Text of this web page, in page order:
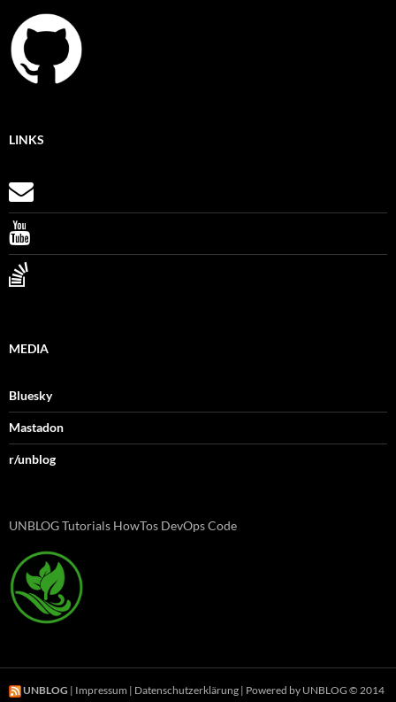
LINKS
MEDIA
Bluesky
Mastadon
r/unblog
UNBLOG Tutorials HowTos DevOps Code
UNBLOG | Impressum | Datenschutzerklärung | Powered by UNBLOG © 2014